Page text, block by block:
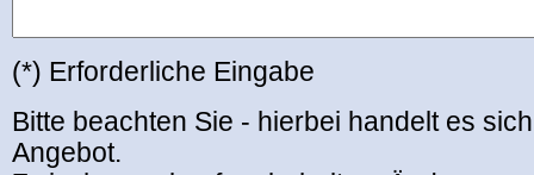
(*) Erforderliche Eingabe
Bitte beachten Sie - hierbei handelt es
Angebot.